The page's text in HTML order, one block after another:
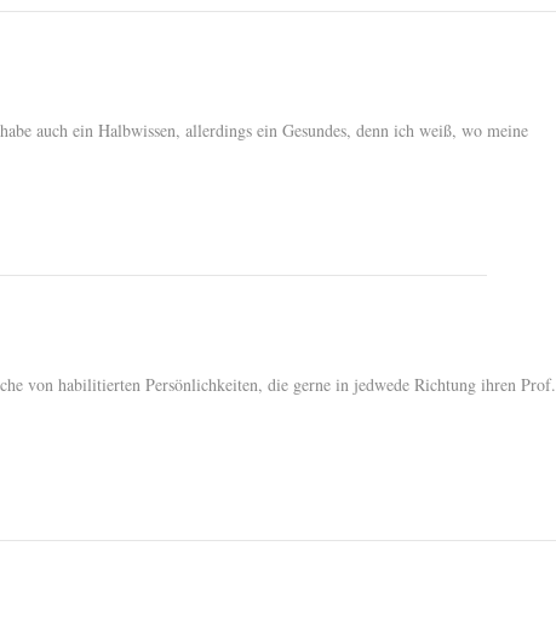
auch ein Halbwissen, allerdings ein Gesundes, denn ich weiß, wo meine
von habilitierten Persönlichkeiten, die gerne in jedwede Richtung ihren Prof.